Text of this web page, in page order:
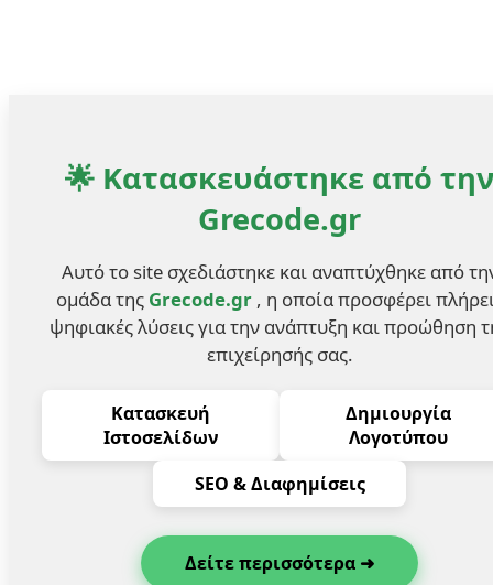
🌟 Κατασκευάστηκε από την
Grecode.gr
Αυτό το site σχεδιάστηκε και αναπτύχθηκε από
ομάδα της Grecode.gr , η οποία προσφέρει
ψηφιακές λύσεις για την ανάπτυξη και προώθηση
επιχείρησής σας.
Κατασκευή
Ιστοσελίδων
Δημιουργία
Λογοτύπου
SEO & Διαφημίσεις
Δείτε περισσότερα ➜